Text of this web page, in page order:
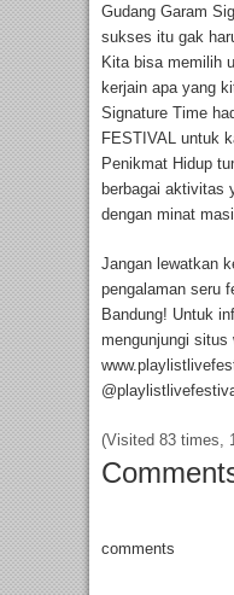
Gudang Garam
sukses itu gak
Kita bisa memilih
kerjain apa yang
Signature Time
FESTIVAL untuk
Penikmat Hidup
berbagai aktivitas
dengan minat
Jangan lewatkan
pengalaman seru
Bandung! Untuk
mengunjungi situs
(Visited 83 times,
comments